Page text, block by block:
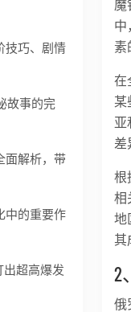
技巧、剧情
故事的完
面解析，带
中的重要作
出超高爆发
魔
中
素
在
某
亚
差
根
相
地
其
2
俄